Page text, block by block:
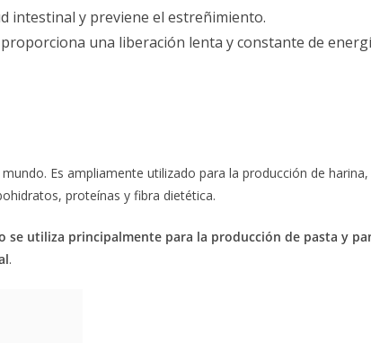
intestinal y previene el estreñimiento.
una liberación lenta y constante de
Es ampliamente utilizado para la producción de
proteínas y fibra dietética.
se utiliza principalmente para la producción de pasta y
.